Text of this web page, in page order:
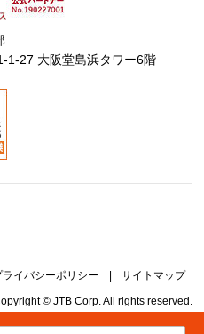
27 大阪堂島浜タワー6階
ライバシーポリシー | サイトマップ
© JTB Corp. All rights reserved.